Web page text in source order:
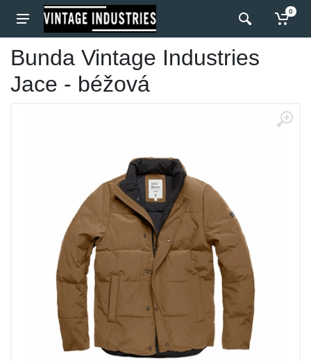
0
Bunda Vintage Industries
Jace - béžová